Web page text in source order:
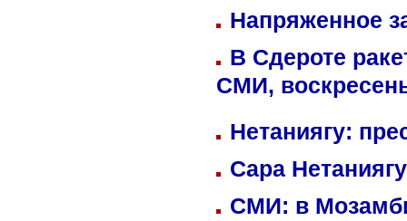
Напряженное
В Сдероте
СМИ,
Нетаниягу:
Сара
СМИ: в